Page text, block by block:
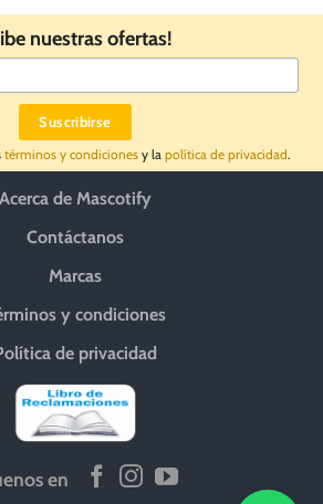
nuestras ofertas!
términos y condiciones y la política de privacidad.
Acerca de Mascotify
Contáctanos
Marcas
y condiciones
de privacidad
en